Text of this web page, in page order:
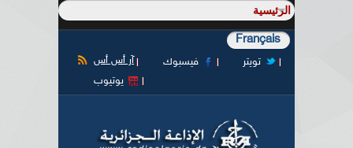
Français
آر أس أس فيسبوك
تويتر
يوتيوب